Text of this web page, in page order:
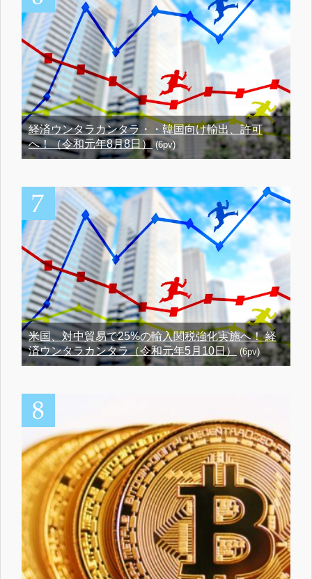
経済ウンタラカンタラ・・韓国向け輸出、許可
へ！（令和元年8月8日） (6pv)
米国、対中貿易で25%の輸入関税強化実施へ！ 経
済ウンタラカンタラ（令和元年5月10日）(6pv)